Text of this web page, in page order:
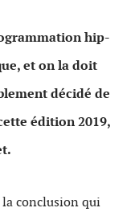
hip-
et on la doit
décidé de
édition 2019,
la conclusion qui